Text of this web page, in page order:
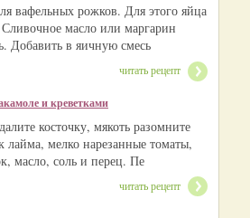
вафельных рожков. Для этого яйца
Сливочное масло или маргарин
Добавить в яичную смесь
читать рецепт
и креветками
косточку, мякоть разомните
лайма, мелко нарезанные томаты,
масло, соль и перец. Пе
читать рецепт